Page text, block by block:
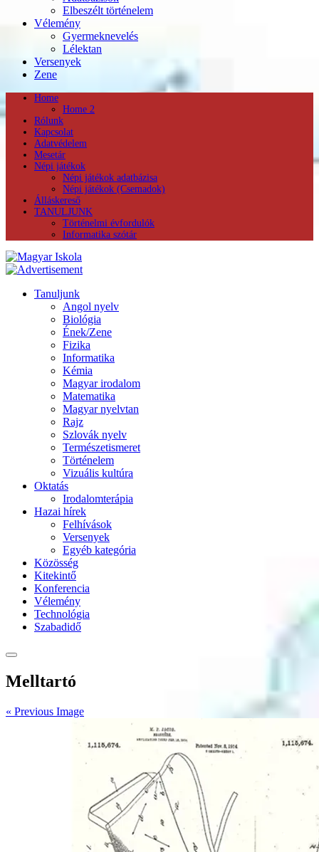
Elbeszélt történelem
Vélemény
Gyermeknevelés
Lélektan
Versenyek
Zene
Home
Home 2
Rólunk
Kapcsolat
Adatvédelem
Mesetár
Népi játékok
Népi játékok adatbázisa
Népi játékok (Csemadok)
Álláskereső
TANULJUNK
Történelmi évfordulók
Informatika szótár
Tanuljunk
Angol nyelv
Biológia
Ének/Zene
Fizika
Informatika
Kémia
Magyar irodalom
Matematika
Magyar nyelvtan
Rajz
Szlovák nyelv
Természetismeret
Történelem
Vizuális kultúra
Oktatás
Irodalomterápia
Hazai hírek
Felhívások
Versenyek
Egyéb kategória
Közösség
Kitekintő
Konferencia
Vélemény
Technológia
Szabadidő
Melltartó
« Previous Image